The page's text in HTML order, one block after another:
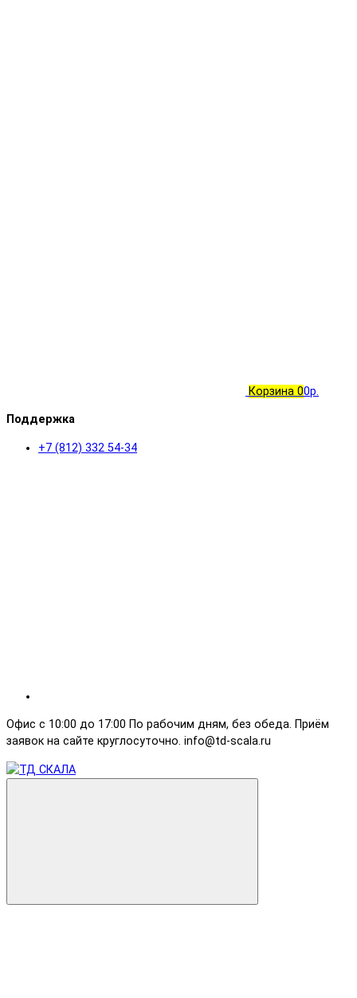
Корзина 00р.
Поддержка
+7 (812) 332 54-34
Офис с 10:00 до 17:00 По рабочим дням, без обеда. Приём
заявок на сайте круглосуточно. info@td-scala.ru